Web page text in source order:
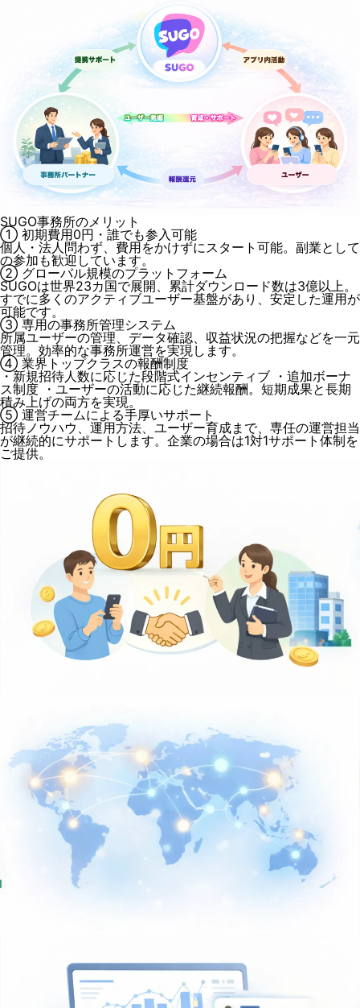
SUGO事務所のメリット
① 初期費用0円・誰でも参入可能
個人・法人問わず、費用をかけずにスタート可能。副業として
の参加も歓迎しています。
② グローバル規模のプラットフォーム
SUGOは世界23カ国で展開、累計ダウンロード数は3億以上。
すでに多くのアクティブユーザー基盤があり、安定した運用が
可能です。
③ 専用の事務所管理システム
所属ユーザーの管理、データ確認、収益状況の把握などを一元
管理。効率的な事務所運営を実現します。
④ 業界トップクラスの報酬制度
・新規招待人数に応じた段階式インセンティブ ・追加ボーナ
ス制度 ・ユーザーの活動に応じた継続報酬。短期成果と長期
積み上げの両方を実現。
⑤ 運営チームによる手厚いサポート
招待ノウハウ、運用方法、ユーザー育成まで、専任の運営担当
が継続的にサポートします。企業の場合は1対1サポート体制を
ご提供。